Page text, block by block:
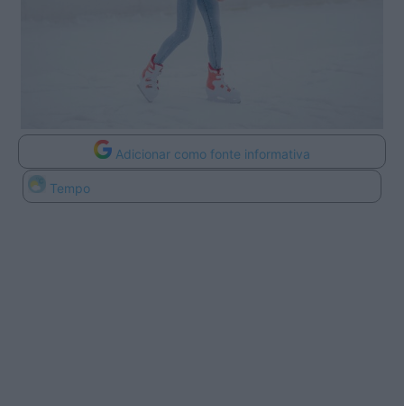
Adicionar como fonte informativa
Tempo